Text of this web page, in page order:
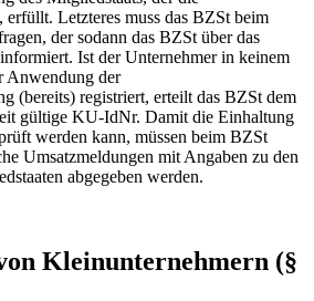
erfüllt. Letzteres muss das BZSt beim
der sodann das BZSt über das
Ist der Unternehmer in keinem
Anwendung der
(bereits) registriert, erteilt das BZSt dem
gültige KU-IdNr. Damit die Einhaltung
werden kann, müssen beim BZSt
Umsatzmeldungen mit Angaben zu den
abgegeben werden.
Kleinunternehmern (§